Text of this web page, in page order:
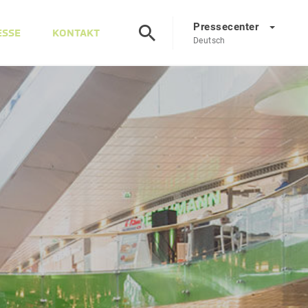
KONTAKT Pressecenter
Deutsch
EN